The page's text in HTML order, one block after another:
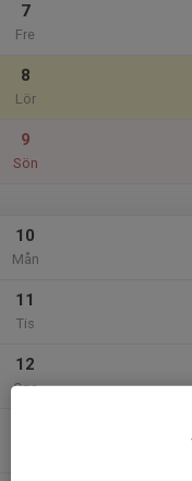
7
Fre
8
Lör
9
Sön
10
Mån
11
Tis
12
Ons